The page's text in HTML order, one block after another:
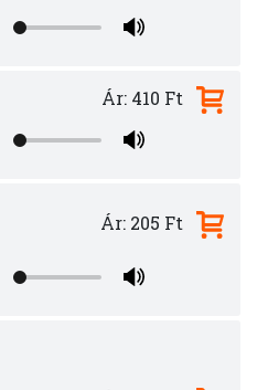
Ár: 410 Ft
Ár: 205 Ft